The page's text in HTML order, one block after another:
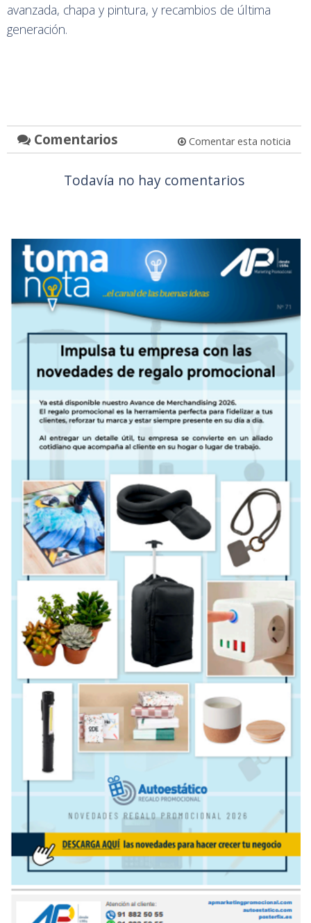
avanzada, chapa y pintura, y recambios de última
generación.
Comentarios Comentar esta noticia
Todavía no hay comentarios